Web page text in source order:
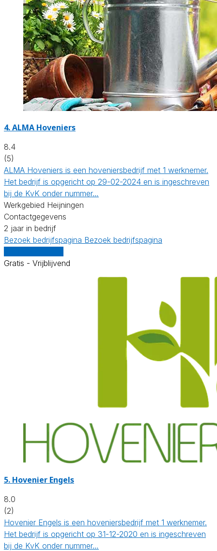
4.ALMA Hoveniers
8.4
(5)
ALMA Hoveniers is een hoveniersbedrijf met 1 werknemer.
Het bedrijf is opgericht op 29-02-2024 en is ingeschreven
bij de KvK onder nummer…
Werkgebied Heijningen
Contactgegevens
2 jaar in bedrijf
Bezoek bedrijfspagina Bezoek bedrijfspagina
Gratis - Vrijblijvend
5. Hovenier Engels
8.0
(2)
Hovenier Engels is een hoveniersbedrijf met 1 werknemer.
Het bedrijf is opgericht op 31-12-2020 en is ingeschreven
bij de KvK onder nummer…